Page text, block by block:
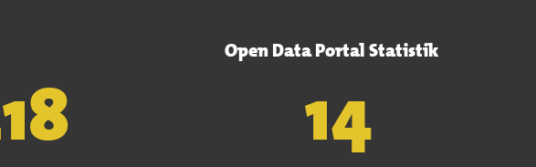
Open Data Portal Statistik
15